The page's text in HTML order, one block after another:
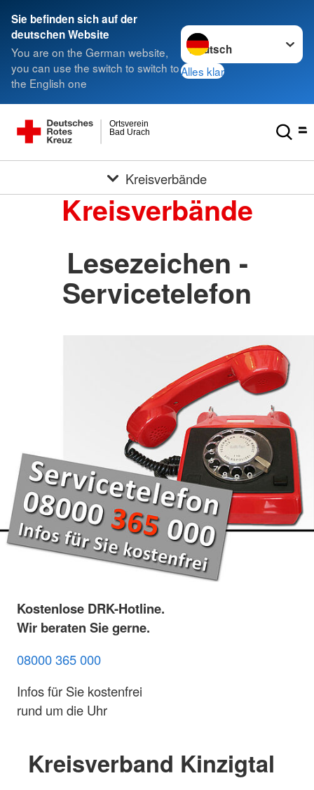
Sie befinden sich auf der
deutschen Website
You are on the German website,
you can use the switch to switch to
the English one
Sprache wechseln zu
Alles klar
Bad Urach
Ortsverein
Kreisverbände
Kreisverbände
Lesezeichen -
Servicetelefon
Kostenlose DRK-Hotline.
Wir beraten Sie gerne.
08000 365 000
Infos für Sie kostenfrei
rund um die Uhr
Kreisverband Kinzigtal